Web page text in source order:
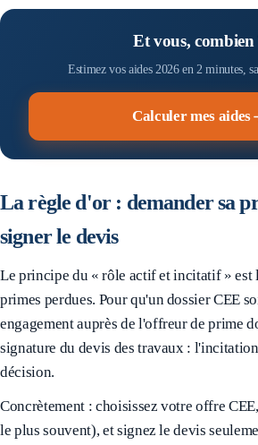
Et vous, combien
Estimez vos aides 2026 en 2 minutes,
Calculer mes aides
La règle d'or : demander sa
signer le devis
Le principe du « rôle actif et incitatif » est
primes perdues. Pour qu'un dossier CEE
engagement auprès de l'offreur de prime
signature du devis des travaux :
décision.
Concrètement : choisissez votre offre
le plus souvent), et signez le devis